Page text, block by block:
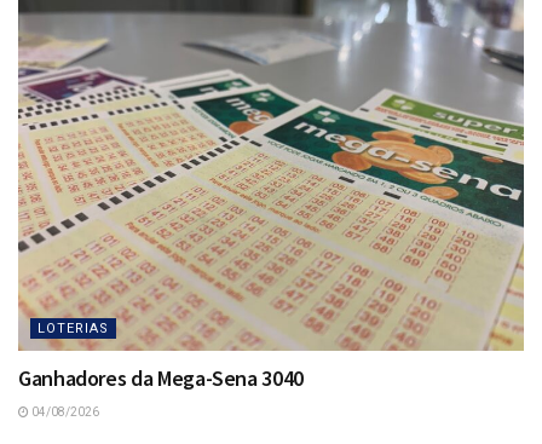
LOTERIAS
Ganhadores da Mega-Sena 3040
04/08/2026